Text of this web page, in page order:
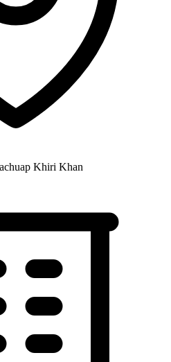
Khiri Khan